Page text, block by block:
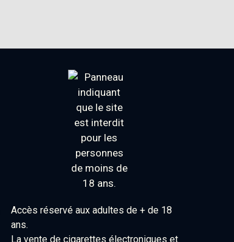
Accès réservé aux adultes de + de 18
ans.
La vente de cigarettes électroniques et